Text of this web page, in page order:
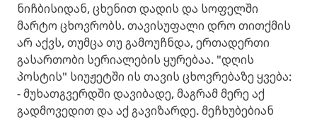
ნიჩბისიდან, ცხენით დადის და სოფელში
მარტო ცხოვრობს. თავისუფალი დრო თითქმის
არ აქვს, თუმცა თუ გამოუჩნდა, ერთადერთი
გასართობი სერიალების ყურებაა. "დღის
პოსტის" სიუჟეტში ის თავის ცხოვრებაზე ყვება:
- მუხათგვერდში დავიბადე, მაგრამ მერე აქ
გადმოვედით და აქ გავიზარდე. მეჩხუბებიან